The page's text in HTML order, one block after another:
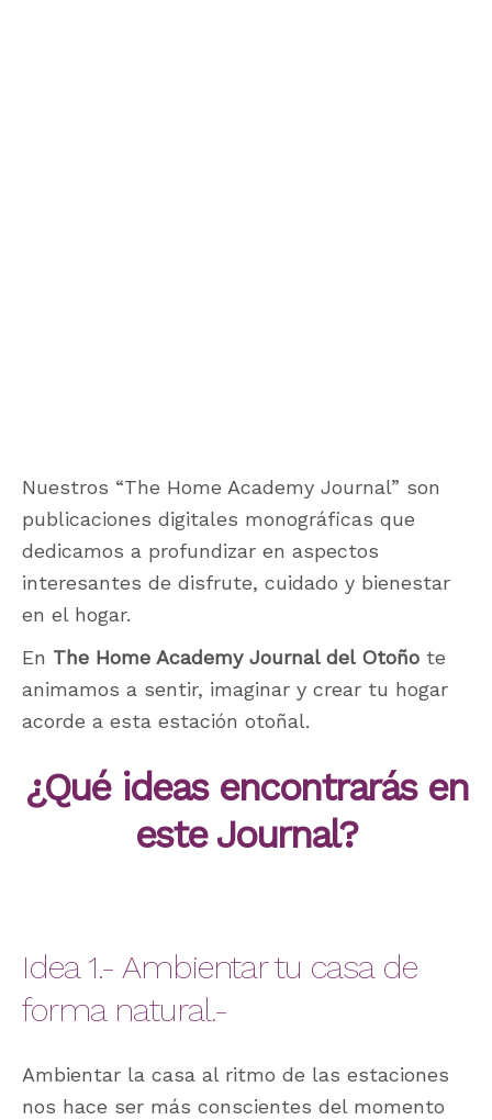
Nuestros “The Home Academy Journal” son
publicaciones digitales monográficas que
dedicamos a profundizar en aspectos
interesantes de disfrute, cuidado y bienestar
en el hogar.
En The Home Academy Journal del Otoño te
animamos a sentir, imaginar y crear tu hogar
acorde a esta estación otoñal.
¿Qué ideas encontrarás en
este Journal?
Idea 1.- Ambientar tu casa de
forma natural.-
Ambientar la casa al ritmo de las estaciones
nos hace ser más conscientes del momento